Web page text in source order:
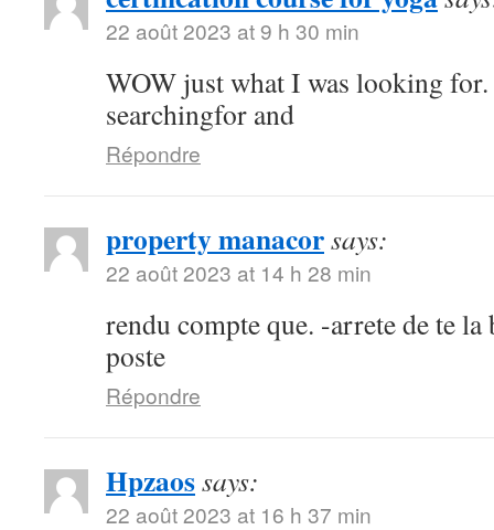
22 août 2023 at 9 h 30 min
WOW just what I was looking for.
searchingfor and
Répondre
property manacorsays:
22 août 2023 at 14 h 28 min
rendu compte que. -arrete de te
poste
Répondre
Hpzaossays:
22 août 2023 at 16 h 37 min